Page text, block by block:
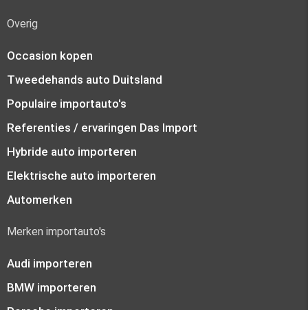
Overig
Occasion kopen
Tweedehands auto Duitsland
Populaire importauto's
Referenties / ervaringen Das Import
Hybride auto importeren
Elektrische auto importeren
Automerken
Merken importauto's
Audi importeren
BMW importeren